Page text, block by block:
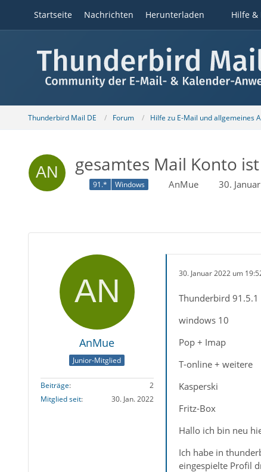
Startseite Nachrichten Herunterladen Hilfe &
Thunderbird Mail DE Forum Hilfe zu E-Mail und allgemeines
gesamtes Mail Konto
91.* Windows AnMue 30.
AnMue
Junior-Mitglied
Beiträge
2
Mitglied seit
30. Jan. 2022
30. Januar 2022 um
Thunderbird 91.5.1
windows 10
Pop + Imap
T-online + weitere
Kasperski
Fritz-Box
Hallo ich bin neu
Ich habe in
eingespielte Profil